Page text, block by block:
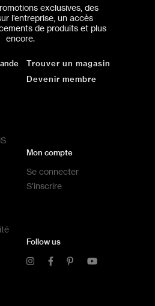
exclusives, des
l’entreprise, un accès
de produits et plus
encore.
Trouver un magasin
Devenir membre
Mon compte
Se connecter
S’inscrire
Follow us